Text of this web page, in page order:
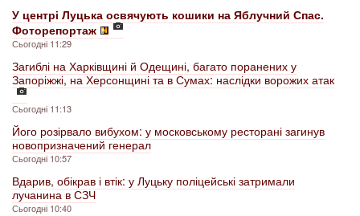
У центрі Луцька освячують кошики на Яблучний Спас.
Фоторепортаж
Сьогодні 11:29
Загиблі на Харківщині й Одещині, багато поранених у
Запоріжжі, на Херсонщині та в Сумах: наслідки ворожих атак
Сьогодні 11:13
Його розірвало вибухом: у московському ресторані загинув
новопризначений генерал
Сьогодні 10:57
Вдарив, обікрав і втік: у Луцьку поліцейські затримали
лучанина в СЗЧ
Сьогодні 10:40